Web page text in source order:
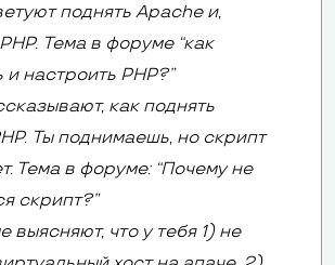
поднять Apache и,
Тема в форуме “как
и настроить PHP?”
как поднять
Ты поднимаешь, но скрипт
Тема в форуме: “Почему не
скрипт?”
выясняют, что у тебя 1) не